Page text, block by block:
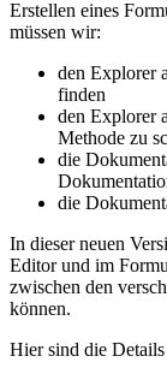
Erstellen eines
müssen wir:
den Explorer
finden
den Explorer
Methode zu
die
die
In dieser neuen
Editor und im
zwischen den
können.
Hier sind die